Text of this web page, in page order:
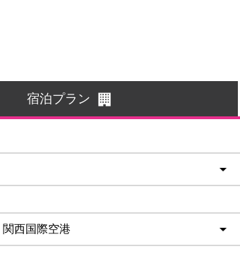
宿泊プラン